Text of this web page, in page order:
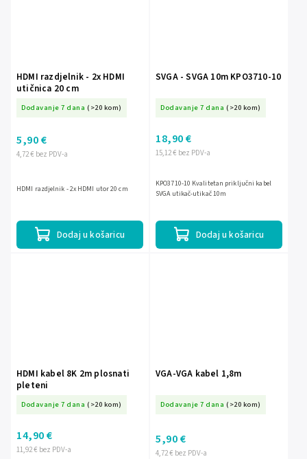
HDMI razdjelnik - 2x HDMI
utičnica 20 cm
Dodavanje 7 dana (>20 kom)
4,72 € bez PDV-a
5,90 €
Dodaj u košaricu
HDMI razdjelnik - 2x HDMI utor 20 cm
SVGA - SVGA 10m KPO3710-10
Dodavanje 7 dana (>20 kom)
15,12 € bez PDV-a
18,90 €
Dodaj u košaricu
KPO3710-10 Kvalitetan priključni kabel
SVGA utikač-utikač 10m
HDMI kabel 8K 2m plosnati
pleteni
Dodavanje 7 dana (>20 kom)
11,92 € bez PDV-a
14,90 €
VGA-VGA kabel 1,8m
Dodavanje 7 dana (>20 kom)
4,72 € bez PDV-a
5,90 €